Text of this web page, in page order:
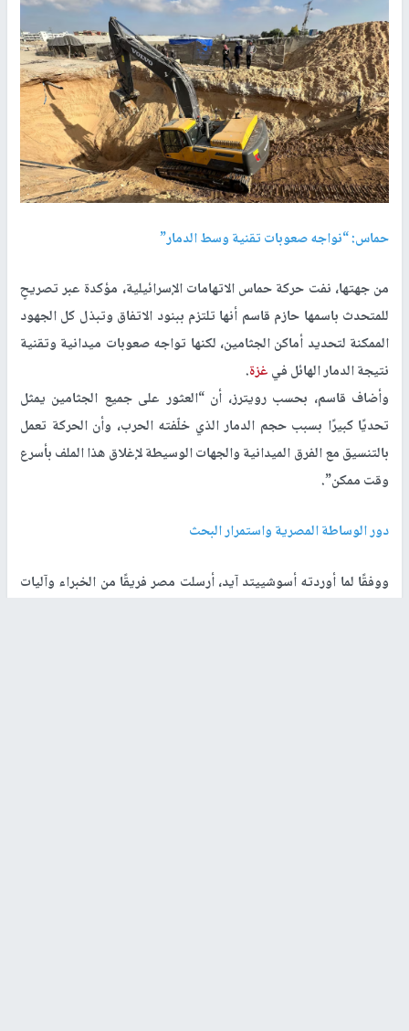
حماس: “نواجه صعوبات تقنية وسط الدمار”
من جهتها، نفت حركة حماس الاتهامات الإسرائيلية، مؤكدة عبر تصريحٍ
للمتحدث باسمها حازم قاسم أنها تلتزم ببنود الاتفاق وتبذل كل الجهود
الممكنة لتحديد أماكن الجثامين، لكنها تواجه صعوبات ميدانية وتقنية
نتيجة الدمار الهائل فيغزة.
وأضاف قاسم، بحسب رويترز، أن “العثور على جميع الجثامين يمثل
تحديًا كبيرًا بسبب حجم الدمار الذي خلّفته الحرب، وأن الحركة تعمل
بالتنسيق مع الفرق الميدانية والجهات الوسيطة لإغلاق هذا الملف بأسرع
وقت ممكن”.
دور الوساطة المصرية واستمرار البحث
ووفقًا لما أوردته أسوشييتد آيد، أرسلت مصر فريقًا من الخبراء وآليات